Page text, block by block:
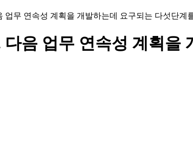
업무 연속성 계획을 개발하는데 요구되는 다섯단계
다음 업무 연속성 계획